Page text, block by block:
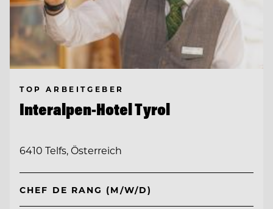
TOP ARBEITGEBER
Interalpen-Hotel Tyrol
6410 Telfs, Österreich
CHEF DE RANG (M/W/D)